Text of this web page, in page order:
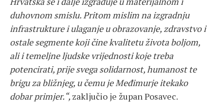
duhovnom smislu. Pritom mislim na izgradnju
infrastrukture i ulaganje u obrazovanje, zdravstvo i
ostale segmente koji čine kvalitetu života boljom,
ali i temeljne ljudske vrijednosti koje treba
potencirati, prije svega solidarnost, humanost te
brigu za bližnjeg, u čemu je Međimurje itekako
dobar primjer.“, zaključio je župan Posavec.